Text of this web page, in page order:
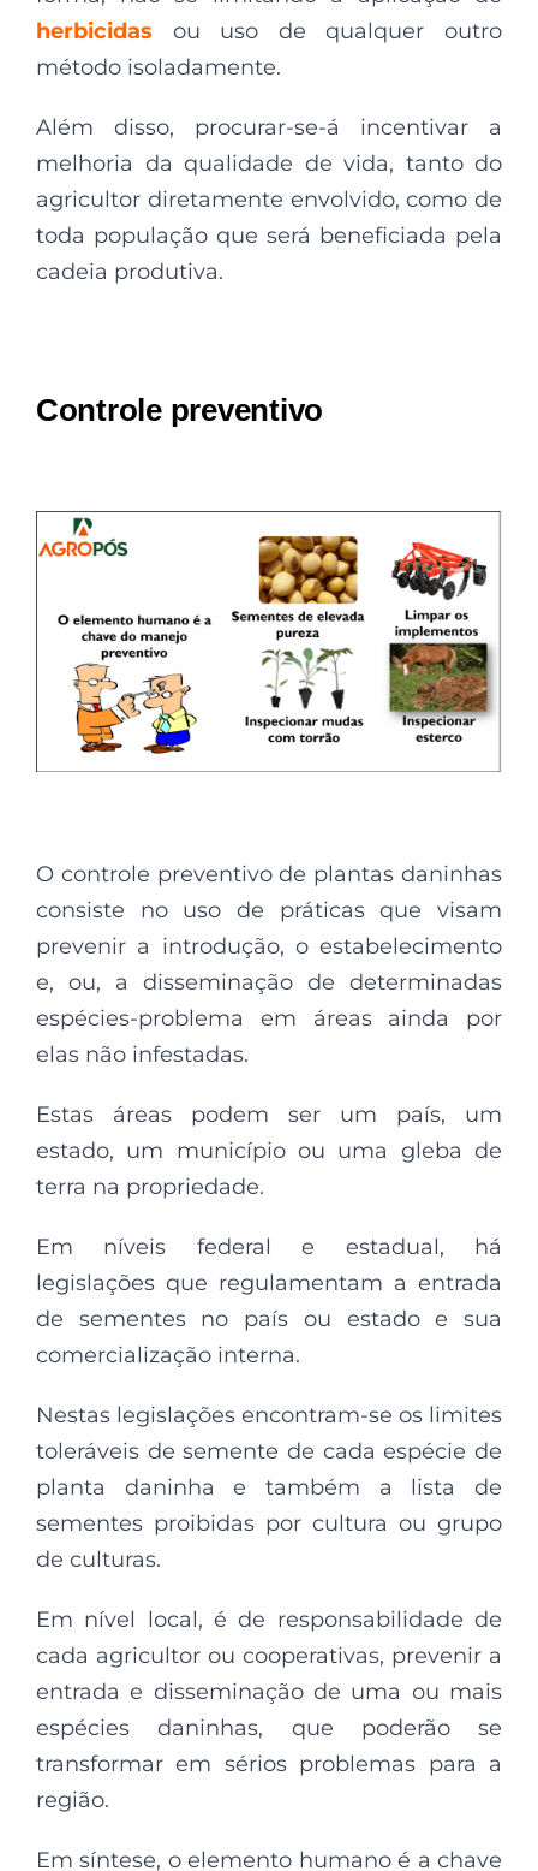
herbicidas
ou uso de qualquer outro
método isoladamente.
Além disso, procurar-se-á incentivar a
melhoria da qualidade de vida, tanto do
agricultor diretamente envolvido, como de
toda população que será beneficiada pela
cadeia produtiva.
Controle preventivo
O controle preventivo de plantas daninhas
consiste no uso de práticas que visam
prevenir a introdução, o estabelecimento
e, ou, a disseminação de determinadas
espécies-problema em áreas ainda por
elas não infestadas.
Estas áreas podem ser um país, um
estado, um município ou uma gleba de
terra na propriedade.
Em níveis federal e estadual, há
legislações que regulamentam a entrada
de sementes no país ou estado e sua
comercialização interna.
Nestas legislações encontram-se os limites
toleráveis de semente de cada espécie de
planta daninha e também a lista de
sementes proibidas por cultura ou grupo
de culturas.
Em nível local, é de responsabilidade de
cada agricultor ou cooperativas, prevenir a
entrada e disseminação de uma ou mais
espécies daninhas, que poderão se
transformar em sérios problemas para a
região.
Em síntese, o elemento humano é a chave